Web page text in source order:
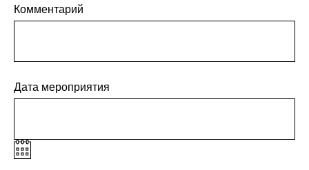
Комментарий
Дата мероприятия